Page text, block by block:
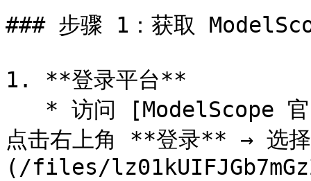
### 步骤 1：获取
1. **登录平台**
点击右上角 **登录** → 选
(/files/